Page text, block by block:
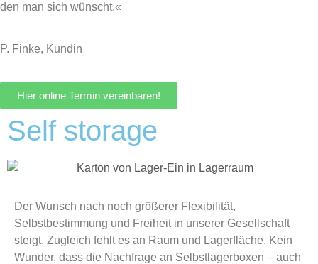
den man sich wünscht.«
P. Finke, Kundin
Hier online Termin vereinbaren!
Self storage
Der Wunsch nach noch größerer Flexibilität,
Selbstbestimmung und Freiheit in unserer Gesellschaft
steigt. Zugleich fehlt es an Raum und Lagerfläche. Kein
Wunder, dass die Nachfrage an Selbstlagerboxen – auch